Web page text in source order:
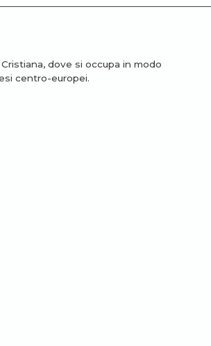
dove si occupa in modo
centro-europei.